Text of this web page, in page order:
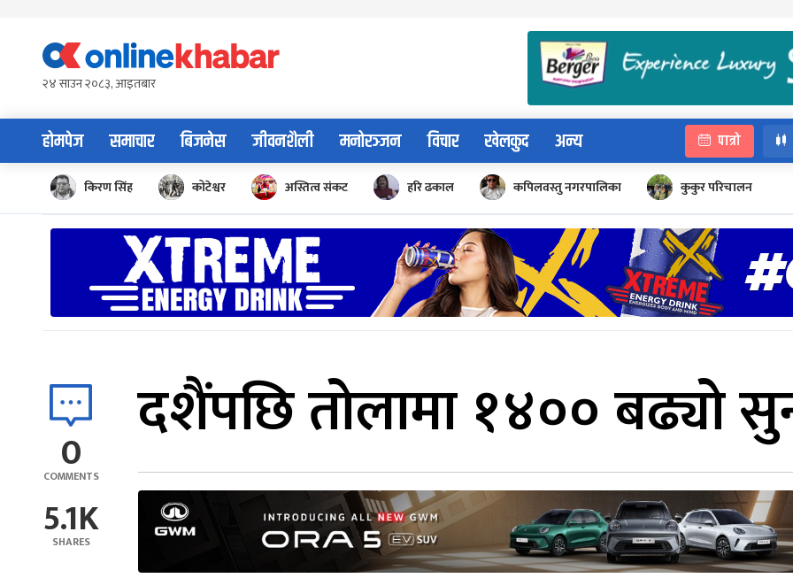
content२४ साउन २०८३, आइतबार
होमपेज समाचार बिजनेस जीवनशैली मनोरञ्जन विचार खेलकुद अन्य पात्रो
किरण सिंह कोटेश्वर अस्तित्व संकट हरि ढकाल कपिलवस्तु नगरपालिका कुकुर परिचालन
0
COMMENTS
5.1K
SHARES
दशैंपछि तोलामा १४०० बढ्यो